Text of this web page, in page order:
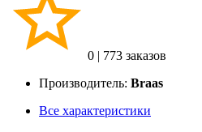
0 | 773 заказов
Производитель: Braas
Все характеристики